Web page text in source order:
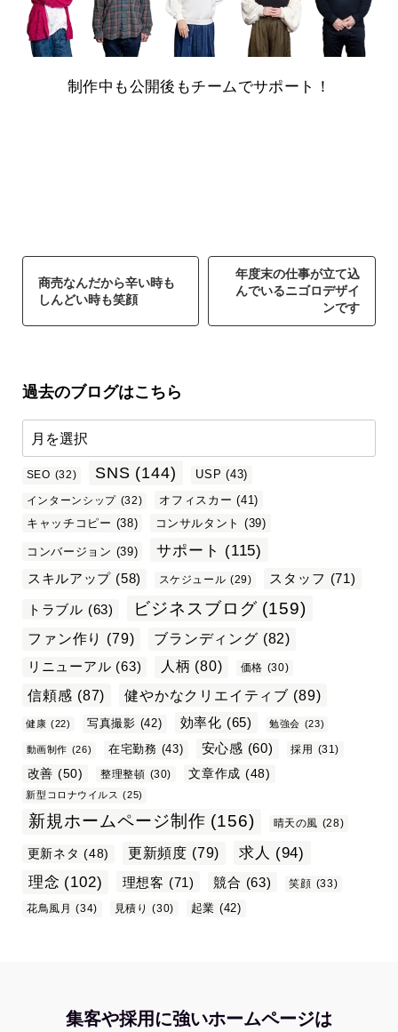
制作中も公開後もチームでサポート！
商売なんだから辛い時も
しんどい時も笑顔
年度末の仕事が立て込
んでいるニゴロデザイ
ンです
過去のブログはこちら
SEO (32) SNS (144) USP (43)
インターンシップ (32) オフィスカー (41)
キャッチコピー (38) コンサルタント (39)
コンバージョン (39) サポート (115)
スキルアップ (58) スケジュール (29) スタッフ (71)
トラブル (63) ビジネスブログ (159)
ファン作り (79) ブランディング (82)
リニューアル (63) 人柄 (80) 価格 (30)
信頼感 (87) 健やかなクリエイティブ (89)
健康 (22) 写真撮影 (42) 効率化 (65) 勉強会 (23)
動画制作 (26) 在宅勤務 (43) 安心感 (60) 採用 (31)
改善 (50) 整理整頓 (30) 文章作成 (48)
新型コロナウイルス (25)
新規ホームページ制作 (156) 晴天の風 (28)
更新ネタ (48) 更新頻度 (79) 求人 (94)
理念 (102) 理想客 (71) 競合 (63) 笑顔 (33)
花鳥風月
(34) 見積り (30) 起業 (42)
集客や採用に強いホームページは